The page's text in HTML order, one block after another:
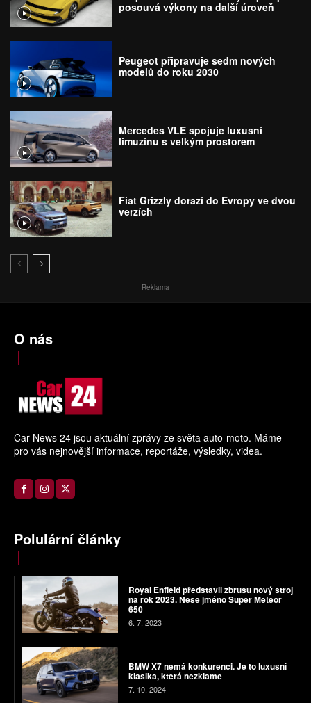
posouvá výkony na další úroveň
Peugeot připravuje sedm nových
modelů do roku 2030
Mercedes VLE spojuje luxusní
limuzínu s velkým prostorem
Fiat Grizzly dorazí do Evropy ve dvou
verzích
Reklama
O nás
Car News 24 jsou aktuální zprávy ze světa auto-moto. Máme
pro vás nejnovější informace, reportáže, výsledky, videa.
Polulární články
Royal Enfield představil zbrusu nový stroj
na rok 2023. Nese jméno Super Meteor
650
6. 7. 2023
BMW X7 nemá konkurenci. Je to luxusní
klasika, která nezklame
7. 10. 2024